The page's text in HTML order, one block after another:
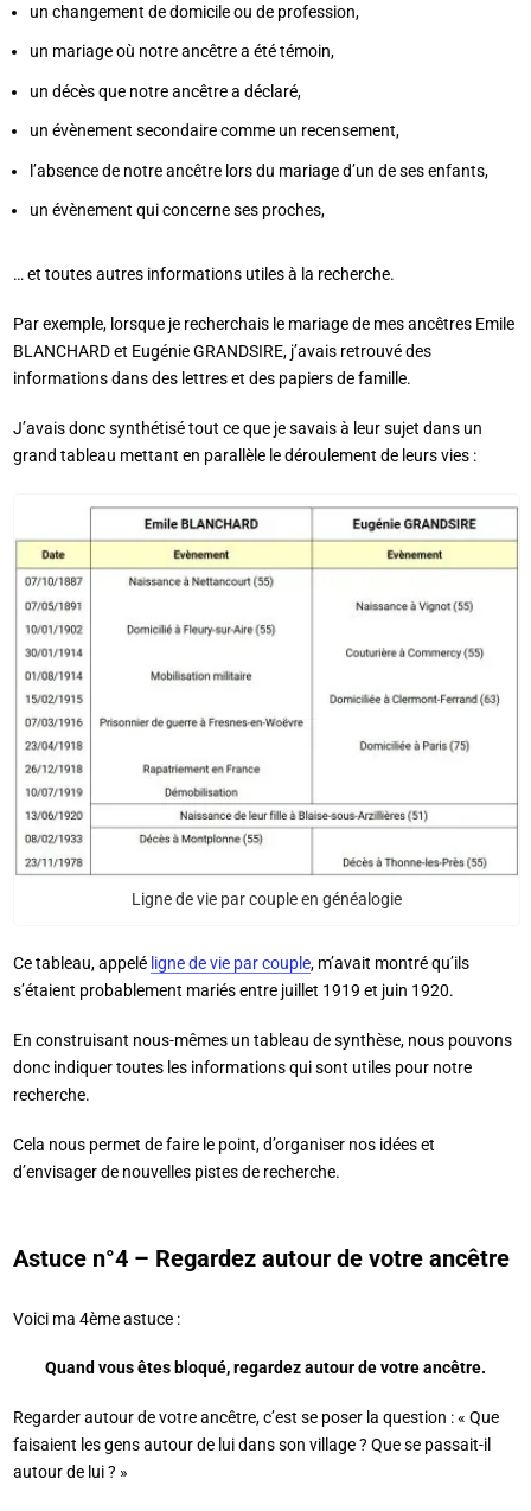
un changement de domicile ou de profession,
un mariage où notre ancêtre a été témoin,
un décès que notre ancêtre a déclaré,
un évènement secondaire comme un recensement,
l’absence de notre ancêtre lors du mariage d’un de ses enfants,
un évènement qui concerne ses proches,
… et toutes autres informations utiles à la recherche.
Par exemple, lorsque je recherchais le mariage de mes ancêtres Emile
BLANCHARD et Eugénie GRANDSIRE, j’avais retrouvé des
informations dans des lettres et des papiers de famille.
J’avais donc synthétisé tout ce que je savais à leur sujet dans un
grand tableau mettant en parallèle le déroulement de leurs vies :
Ligne de vie par couple en généalogie
Ce tableau, appelé ligne de vie par couple, m’avait montré qu’ils
s’étaient probablement mariés entre juillet 1919 et juin 1920.
En construisant nous-mêmes un tableau de synthèse, nous pouvons
donc indiquer toutes les informations qui sont utiles pour notre
recherche.
Cela nous permet de faire le point, d’organiser nos idées et
d’envisager de nouvelles pistes de recherche.
Astuce n°4 – Regardez autour de votre ancêtre
Voici ma 4ème astuce :
Quand vous êtes bloqué, regardez autour de votre ancêtre.
Regarder autour de votre ancêtre, c’est se poser la question : « Que
faisaient les gens autour de lui dans son village ? Que se passait-il
autour de lui ? »